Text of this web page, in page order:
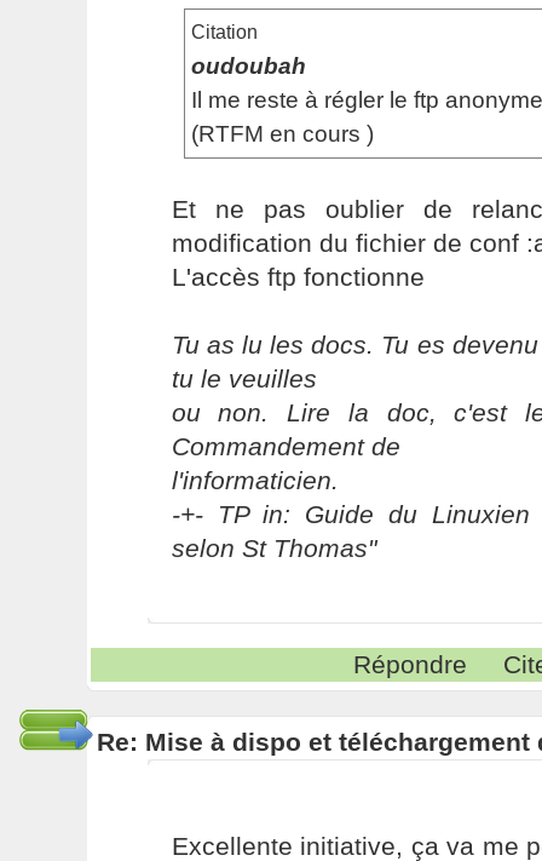
Citation
oudoubah
Il me reste à régler le ftp
(RTFM en cours )
Et ne pas oublier de
modification du fichier de conf
L'accès ftp fonctionne
Tu as lu les docs. Tu es
tu le veuilles
ou non. Lire la doc, c'est
Commandement de
l'informaticien.
-+- TP in: Guide du Linuxien
selon St Thomas"
Répondre
Re: Mise à dispo et
Excellente initiative, ça va me